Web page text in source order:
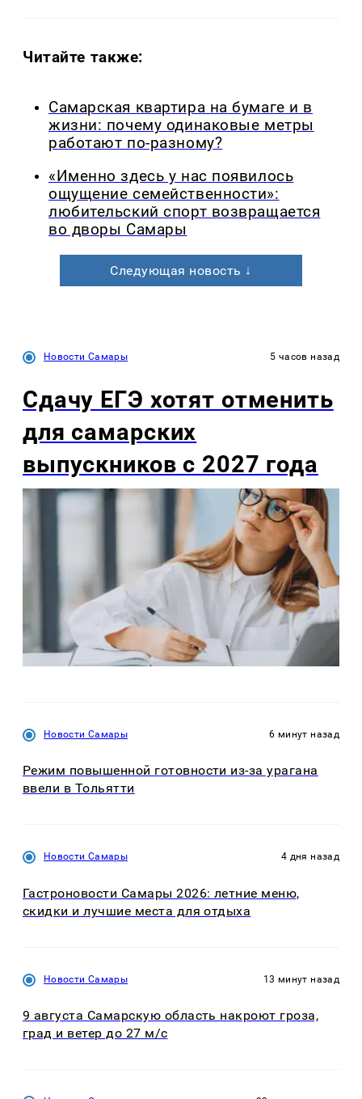
Читайте также:
Самарская квартира на бумаге и в
жизни: почему одинаковые метры
работают по-разному?
«Именно здесь у нас появилось
ощущение семейственности»:
любительский спорт возвращается
во дворы Самары
Следующая новость ↓
Новости Самары 5 часов назад
Сдачу ЕГЭ хотят отменить
для самарских
выпускников с 2027 года
Новости Самары 6 минут назад
Режим повышенной готовности из-за урагана
ввели в Тольятти
Новости Самары 4 дня назад
Гастроновости Самары 2026: летние меню,
скидки и лучшие места для отдыха
Новости Самары 13 минут назад
9 августа Самарскую область накроют гроза,
град и ветер до 27 м/с